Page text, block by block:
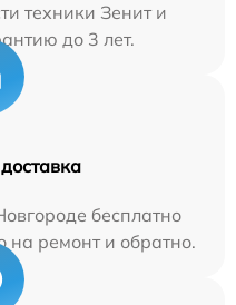
техники Зенит и
до 3 лет.
бесплатно
на ремонт и обратно.